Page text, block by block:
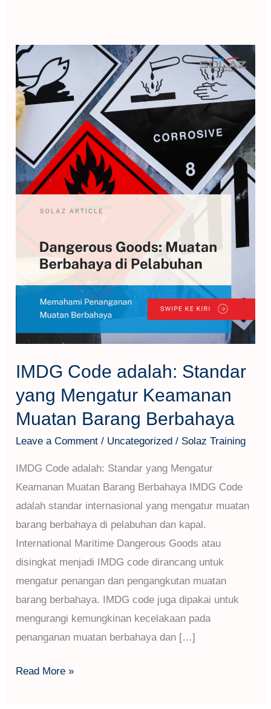
IMDG Code adalah: Standar
yang Mengatur Keamanan
Muatan Barang Berbahaya
Leave a Comment / Uncategorized / Solaz Training
IMDG Code adalah: Standar yang Mengatur
Keamanan Muatan Barang Berbahaya IMDG Code
adalah standar internasional yang mengatur muatan
barang berbahaya di pelabuhan dan kapal.
International Maritime Dangerous Goods atau
disingkat menjadi IMDG code dirancang untuk
mengatur penangan dan pengangkutan muatan
barang berbahaya. IMDG code juga dipakai untuk
mengurangi kemungkinan kecelakaan pada
penanganan muatan berbahaya dan […]
IMDG
Code
adalah:
Standar
yang
Mengatur
Keamanan
Muatan
Read More »